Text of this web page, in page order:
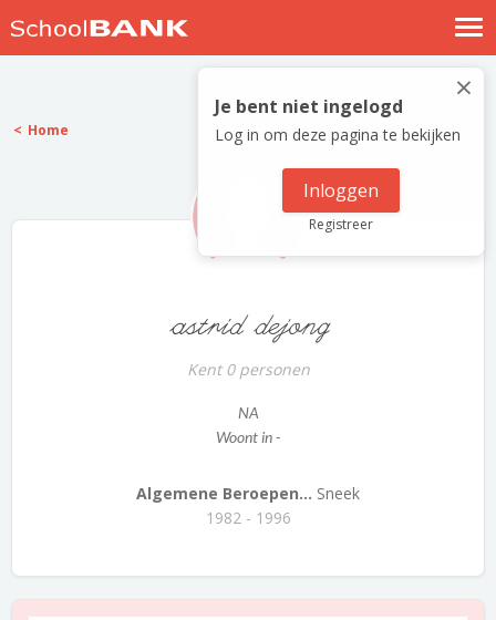
Nostalgische verhalen
Log in
Meld je gratis aan
×
Je bent niet ingelogd
Log in om deze pagina te bekijken
Inloggen
Registreer
Home
astrid dejong
Kent 0 personen
NA
Woont in -
Algemene Beroepen... Sneek
1982 - 1996